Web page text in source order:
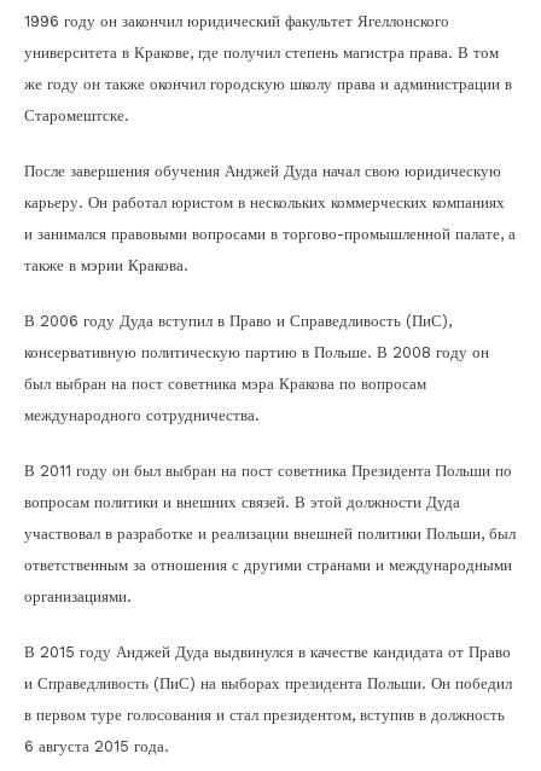
1996 году он закончил юридический факультет Ягеллонского
университета в Кракове, где получил степень магистра права. В том
же году он также окончил городскую школу права и администрации в
Старомештске.
После завершения обучения Анджей Дуда начал свою юридическую
карьеру. Он работал юристом в нескольких коммерческих компаниях
и занимался правовыми вопросами в торгово-промышленной палате, а
также в мэрии Кракова.
В 2006 году Дуда вступил в Право и Справедливость (ПиС),
консервативную политическую партию в Польше. В 2008 году он
был выбран на пост советника мэра Кракова по вопросам
международного сотрудничества.
В 2011 году он был выбран на пост советника Президента Польши по
вопросам политики и внешних связей. В этой должности Дуда
участвовал в разработке и реализации внешней политики Польши, был
ответственным за отношения с другими странами и международными
организациями.
В 2015 году Анджей Дуда выдвинулся в качестве кандидата от Право
и Справедливость (ПиС) на выборах президента Польши. Он победил
в первом туре голосования и стал президентом, вступив в должность
6 августа 2015 года.